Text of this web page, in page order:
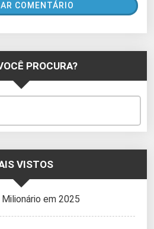
PROCURA?
VISTOS
em 2025